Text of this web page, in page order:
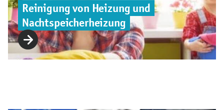
Reinigung von Heizung und
Nachtspeicherheizung